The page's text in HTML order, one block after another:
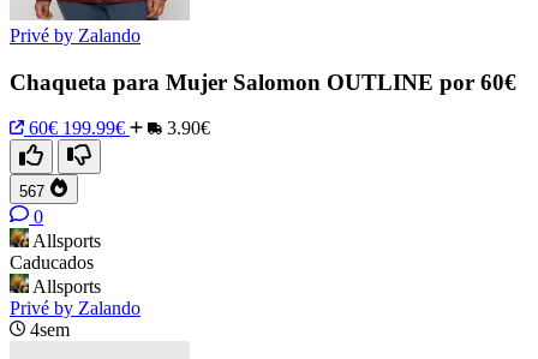
Privé by Zalando
Chaqueta para Mujer Salomon OUTLINE por 60€
60€ 199.99€ 3.90€
567
0
Allsports
Caducados
Allsports
Privé by Zalando
4sem